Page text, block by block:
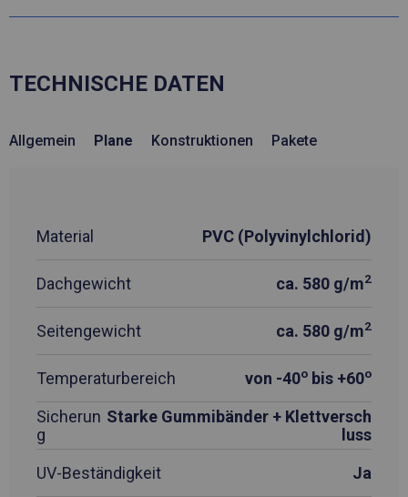
TECHNISCHE DATEN
Allgemein Plane Konstruktionen Pakete
Material PVC (Polyvinylchlorid)
Dachgewicht ca. 580 g/m2
Seitengewicht ca. 580 g/m2
Temperaturbereich von -40o bis +60o
Sicherun
g
Starke Gummibänder + Klettversch
luss
UV-Beständigkeit
Ja